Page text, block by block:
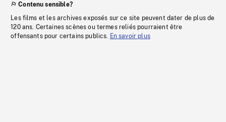
Contenu sensible?
Les films et les archives exposés sur ce site peuvent dater de plus de
120 ans. Certaines scènes ou termes reliés pourraient être
offensants pour certains publics. En savoir plus